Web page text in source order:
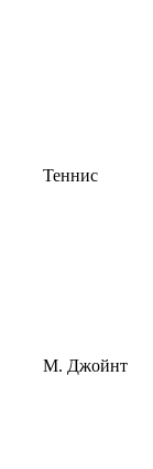
Теннис
М. Джойнт